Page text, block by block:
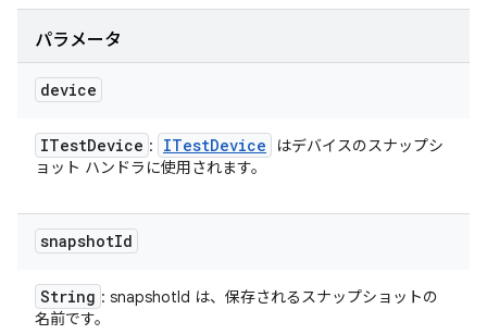
パラメータ
device
ITestDevice : ITestDevice
はデバイスのスナップシ
ョット ハンドラに使用されます。
snapshotId
String : snapshotId は、保存されるスナップショットの
名前です。